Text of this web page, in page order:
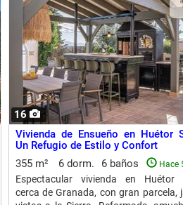
16
Vivienda de Ensueño en Huétor
Un Refugio de Estilo y Confort
355 m²
6 dorm. 6 baños Hace
Espectacular vivienda en Huétor
cerca de Granada, con gran parcela,